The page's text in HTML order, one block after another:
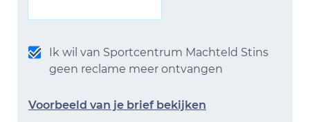
Ik wil van Sportcentrum Machteld Stins
geen reclame meer ontvangen
Voorbeeld van je brief bekijken